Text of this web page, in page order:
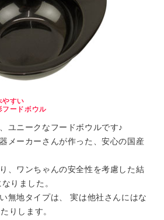
やすい
フードボウル
ユニークなフードボウルです♪
メーカーさんが作った、安心の国産
、ワンちゃんの安全性を考慮した結
りました。
無地タイプは、 実は他社さんにはな
りします。